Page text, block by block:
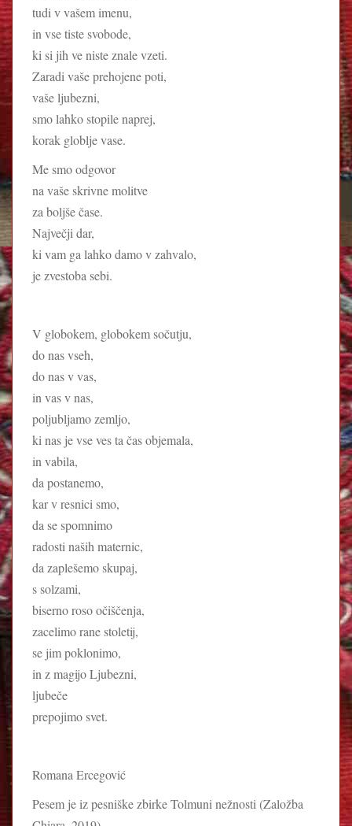
tudi v vašem imenu,
in vse tiste svobode,
ki si jih ve niste znale vzeti.
Zaradi vaše prehojene poti,
vaše ljubezni,
smo lahko stopile naprej,
korak globlje vase.
Me smo odgovor
na vaše skrivne molitve
za boljše čase.
Največji dar,
ki vam ga lahko damo v zahvalo,
je zvestoba sebi.
V globokem, globokem sočutju,
do nas vseh,
do nas v vas,
in vas v nas,
poljubljamo zemljo,
ki nas je vse ves ta čas objemala,
in vabila,
da postanemo,
kar v resnici smo,
da se spomnimo
radosti naših maternic,
da zaplešemo skupaj,
s solzami,
biserno roso očiščenja,
zacelimo rane stoletij,
se jim poklonimo,
in z magijo Ljubezni,
ljubeče
prepojimo svet.
Romana Ercegović
Pesem je iz pesniške zbirke Tolmuni nežnosti (Založba